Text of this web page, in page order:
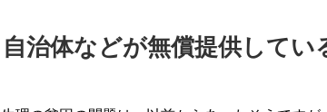
自治体などが無償提供してい